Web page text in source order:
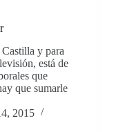
y para
está de
que
que sumarle
2015